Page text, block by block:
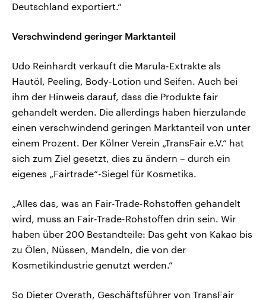
Deutschland exportiert.“
Verschwindend geringer Marktanteil
Udo Reinhardt verkauft die Marula-Extrakte als
Hautöl, Peeling, Body-Lotion und Seifen. Auch bei
ihm der Hinweis darauf, dass die Produkte fair
gehandelt werden. Die allerdings haben hierzulande
einen verschwindend geringen Marktanteil von unter
einem Prozent. Der Kölner Verein „TransFair e.V.“ hat
sich zum Ziel gesetzt, dies zu ändern – durch ein
eigenes „Fairtrade“-Siegel für Kosmetika.
„Alles das, was an Fair-Trade-Rohstoffen gehandelt
wird, muss an Fair-Trade-Rohstoffen drin sein. Wir
haben über 200 Bestandteile: Das geht von Kakao bis
zu Ölen, Nüssen, Mandeln, die von der
Kosmetikindustrie genutzt werden.“
So Dieter Overath, Geschäftsführer von TransFair